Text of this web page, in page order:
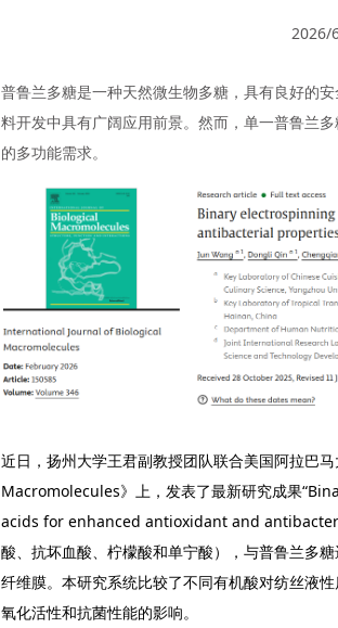
2026/
普鲁兰多糖是一种天然微生物多糖，具有良好的
料开发中具有广阔应用前景。然而，单一普鲁兰
的多功能需求。
近日，扬州大学王君副教授团队联合美国阿拉
Macromolecules》上，发表了最新研究成果
acids for enhanced antioxidant and
酸、抗坏血酸、柠檬酸和单宁酸），与普鲁兰多
纤维膜。本研究系统比较了不同有机酸对纺丝液
氧化活性和抗菌性能的影响。